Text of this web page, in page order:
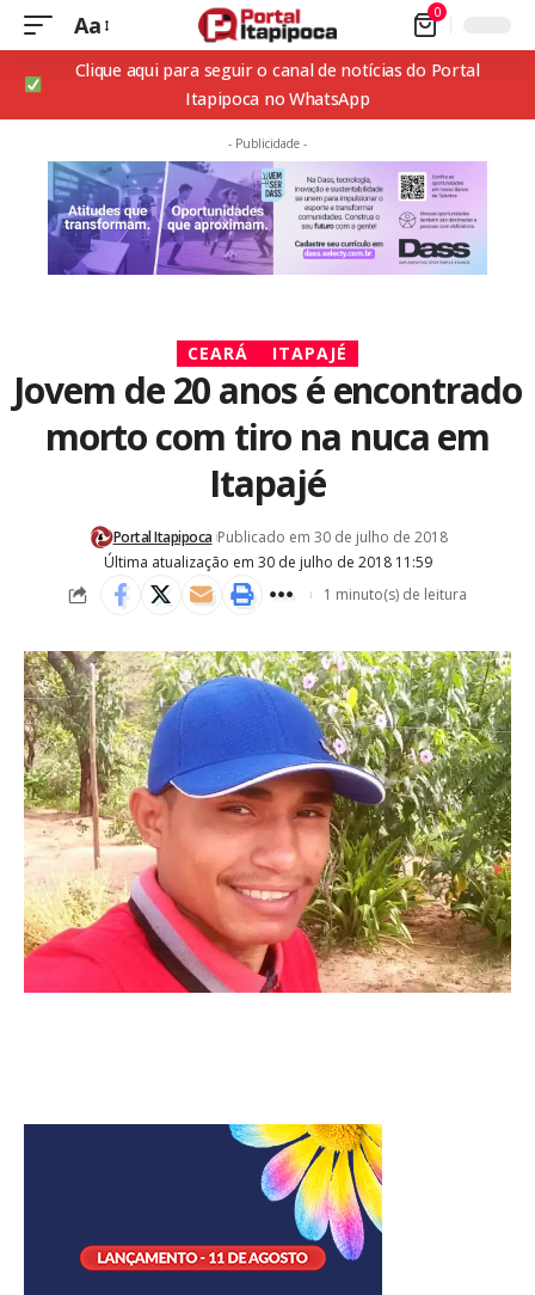
Aa 0
Clique aqui para seguir o canal de notícias do Portal
Itapipoca no WhatsApp
- Publicidade -
CEARÁ ITAPAJÉ
Jovem de 20 anos é encontrado
morto com tiro na nuca em
Itapajé
Última atualização em 30 de julho de 2018 11:59
Portal Itapipoca Publicado em 30 de julho de 2018
1 minuto(s) de leitura